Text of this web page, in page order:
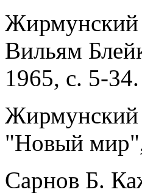
Жирмунский
Вильям
1965, с. 5-34.
Жирмунский
"Новый
Сарнов Б.